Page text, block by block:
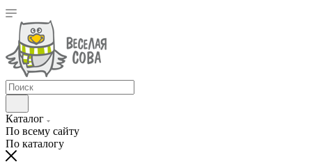
Каталог
По всему сайту
По каталогу